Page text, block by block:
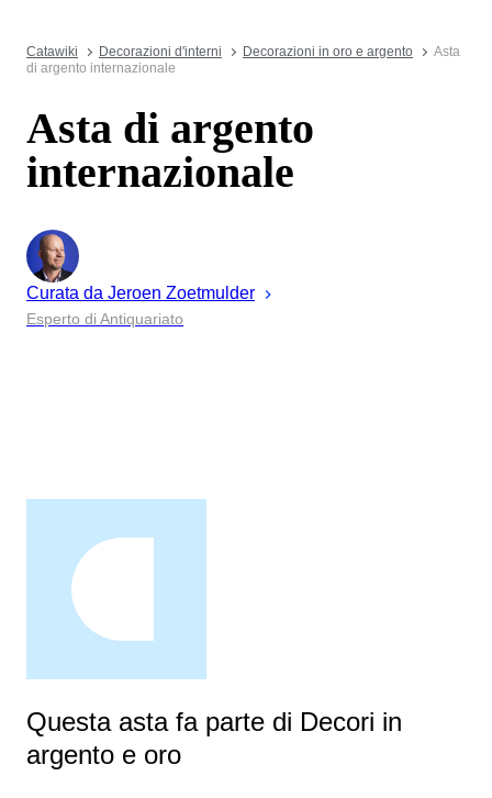
Catawiki Decorazioni d'interni Decorazioni in oro e argento
Asta
di argento internazionale
Asta di argento
internazionale
Curata da Jeroen Zoetmulder
Esperto di Antiquariato
Questa asta fa parte di Decori in
argento e oro